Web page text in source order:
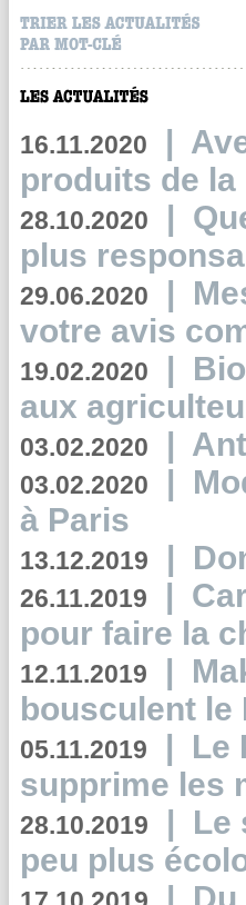
16.11.2020 |
produits de la
28.10.2020 |
plus
29.06.2020 |
votre avis
19.02.2020 |
aux
03.02.2020 |
03.02.2020 |
à Paris
13.12.2019 |
26.11.2019 |
pour faire la
12.11.2019 |
bousculent le
05.11.2019 | Le
supprime les
28.10.2019 | Le
peu plus